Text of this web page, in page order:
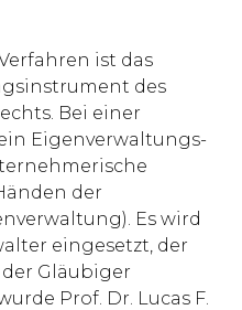
ist das
des
Bei einer
Eigenverwaltungs-
der
Es wird
eingesetzt, der
Gläubiger
Prof. Dr. Lucas F.